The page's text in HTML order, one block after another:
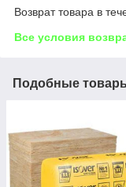
Возврат товара в
Все условия
Подобные